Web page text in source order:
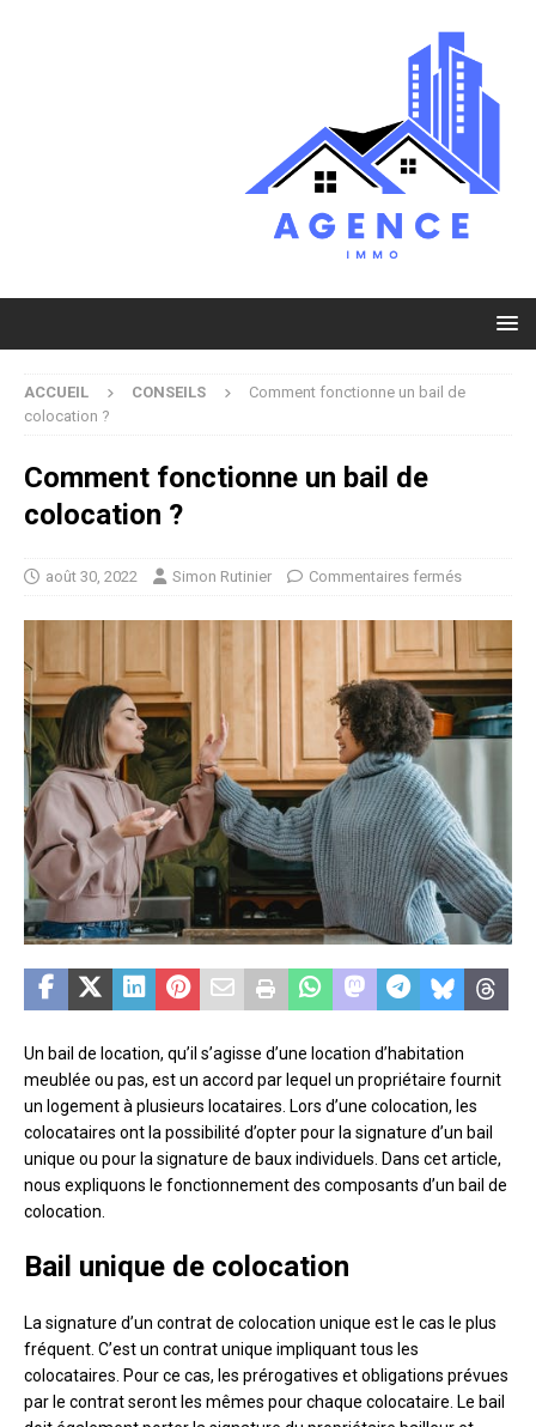
ACCUEIL CONSEILS
Comment fonctionne un bail de
colocation ?
Comment fonctionne un bail de
colocation ?
août 30, 2022 Simon Rutinier Commentaires fermés
Un bail de location, qu’il s’agisse d’une location d’habitation
meublée ou pas, est un accord par lequel un propriétaire fournit
un logement à plusieurs locataires. Lors d’une colocation, les
colocataires ont la possibilité d’opter pour la signature d’un bail
unique ou pour la signature de baux individuels. Dans cet article,
nous expliquons le fonctionnement des composants d’un bail de
colocation.
Bail unique de colocation
La signature d’un contrat de colocation unique est le cas le plus
fréquent. C’est un contrat unique impliquant tous les
colocataires. Pour ce cas, les prérogatives et obligations prévues
par le contrat seront les mêmes pour chaque colocataire. Le bail